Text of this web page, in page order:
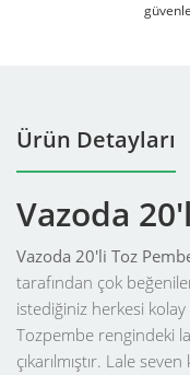
Ürün Detayları
Vazoda
Vazoda 20'li Toz
tarafından çok
istediğiniz herkesi
Tozpembe rengindeki
çıkarılmıştır. Lale